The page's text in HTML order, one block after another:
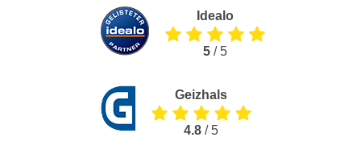
Idealo
5/ 5
Geizhals
4.8 / 5